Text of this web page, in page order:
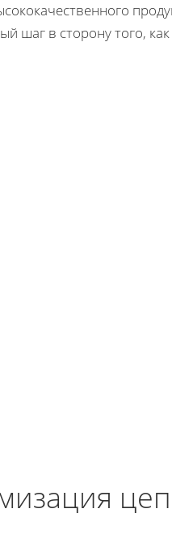
шаг в сторону того,